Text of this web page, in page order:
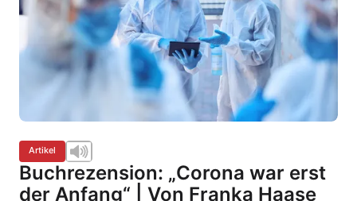
Artikel
Buchrezension: „Corona war erst
der Anfang“ | Von Franka Haase